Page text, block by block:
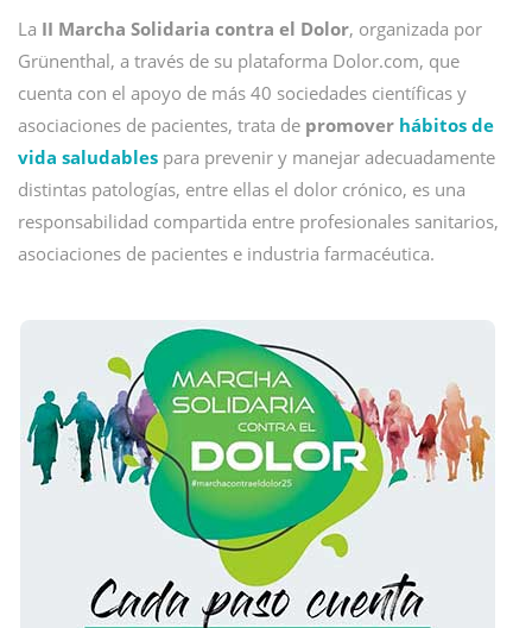
La II Marcha Solidaria contra el Dolor, organizada por
Grünenthal, a través de su plataforma Dolor.com, que
cuenta con el apoyo de más 40 sociedades científicas y
asociaciones de pacientes, trata de promover hábitos de
vida saludables para prevenir y manejar adecuadamente
distintas patologías, entre ellas el dolor crónico, es una
responsabilidad compartida entre profesionales sanitarios,
asociaciones de pacientes e industria farmacéutica.